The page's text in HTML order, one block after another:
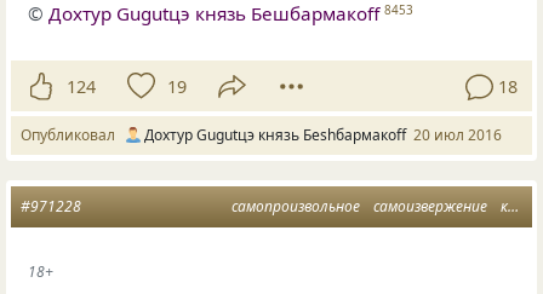
©Дохтур Gugutцэ князь Бешбармакоff 8453
124 19 18
Опубликовал Дохтур Gugutцэ князь Беshбармакоff 20 июл 2016
самопроизвольное самоизвержение клантус
#971228
18+